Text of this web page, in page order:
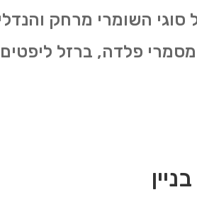
סוגי השומרי מרחק
ליפטים 6 , 12, 14 מ"מ, ספירלות ועוד.